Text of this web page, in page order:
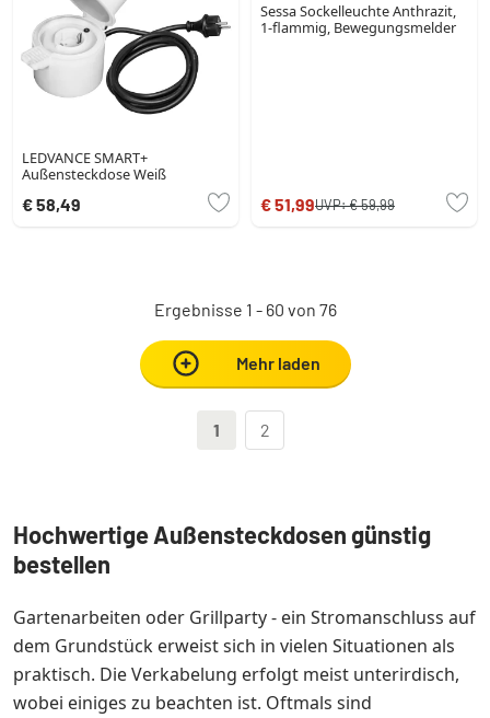
LEDVANCE SMART+
Außensteckdose Weiß
€ 58,49
Sessa Sockelleuchte Anthrazit,
1-flammig, Bewegungsmelder
€ 51,99UVP:€ 59,99
Ergebnisse 1 - 60 von 76
Mehr laden
1 2
Hochwertige Außensteckdosen günstig
bestellen
Gartenarbeiten oder Grillparty - ein Stromanschluss auf
dem Grundstück erweist sich in vielen Situationen als
praktisch. Die Verkabelung erfolgt meist unterirdisch,
wobei einiges zu beachten ist. Oftmals sind